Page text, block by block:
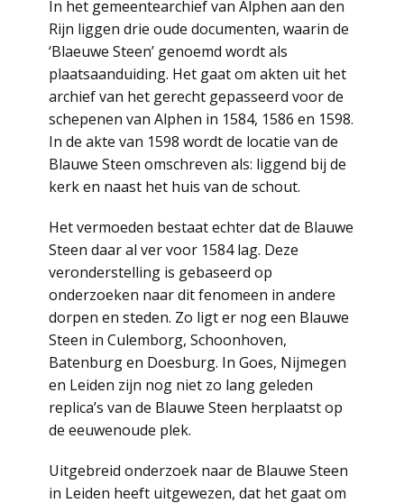
In het gemeentearchief van Alphen aan den
Rijn liggen drie oude documenten, waarin de
‘Blaeuwe Steen’ genoemd wordt als
plaatsaanduiding. Het gaat om akten uit het
archief van het gerecht gepasseerd voor de
schepenen van Alphen in 1584, 1586 en 1598.
In de akte van 1598 wordt de locatie van de
Blauwe Steen omschreven als: liggend bij de
kerk en naast het huis van de schout.
Het vermoeden bestaat echter dat de Blauwe
Steen daar al ver voor 1584 lag. Deze
veronderstelling is gebaseerd op
onderzoeken naar dit fenomeen in andere
dorpen en steden. Zo ligt er nog een Blauwe
Steen in Culemborg, Schoonhoven,
Batenburg en Doesburg. In Goes, Nijmegen
en Leiden zijn nog niet zo lang geleden
replica’s van de Blauwe Steen herplaatst op
de eeuwenoude plek.
Uitgebreid onderzoek naar de Blauwe Steen
in Leiden heeft uitgewezen, dat het gaat om